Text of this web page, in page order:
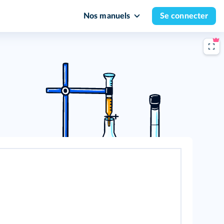
Nos manuels Se connecter